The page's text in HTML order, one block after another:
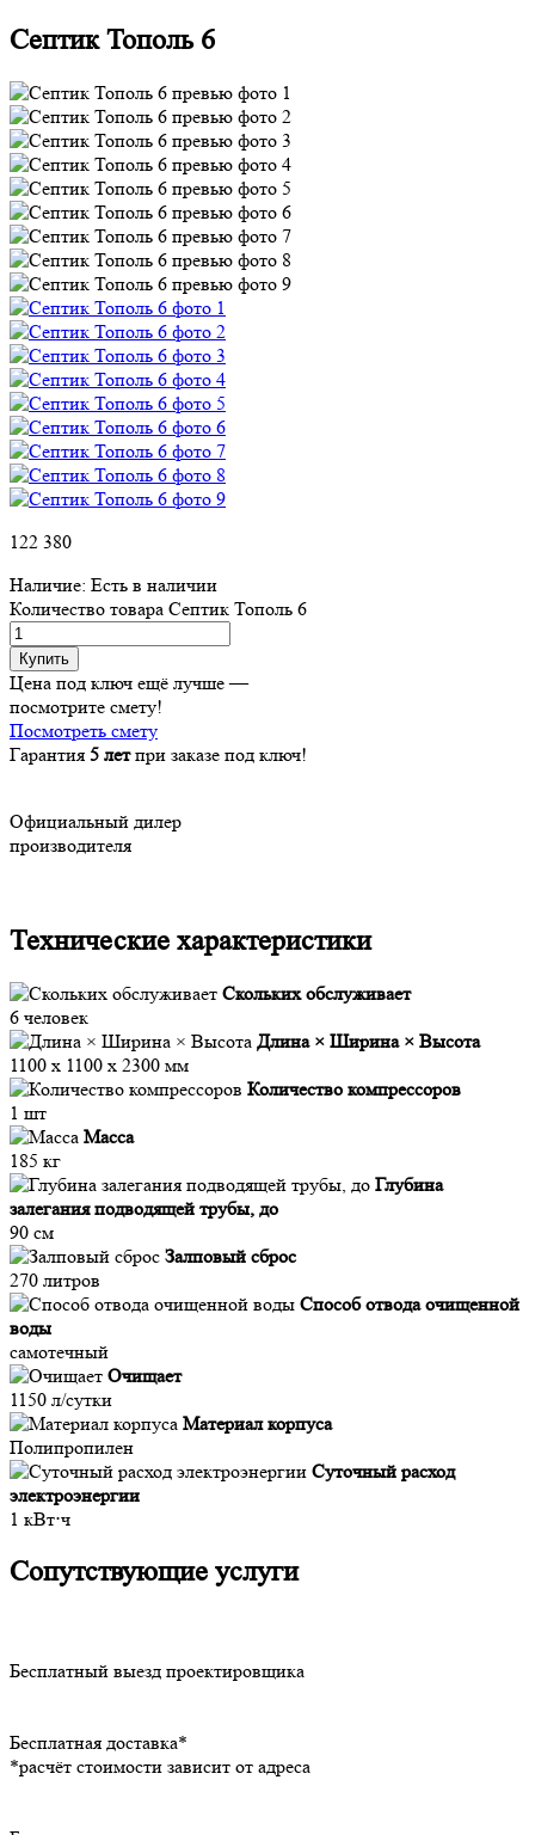
Септик Тополь 6
122 380
Наличие: Есть в наличии
Количество товара Септик Тополь 6
Купить
Цена под ключ ещё лучше —
посмотрите смету!
Посмотреть смету
Гарантия 5 лет при заказе под ключ!
Официальный дилер
производителя
Технические характеристики
Скольких обслуживает
6 человек
Длина × Ширина × Высота
1100 х 1100 х 2300 мм
Количество компрессоров
1 шт
Масса
185 кг
Глубина
залегания подводящей трубы, до
90 см
Залповый сброс
270 литров
Способ отвода очищенной
воды
самотечный
Очищает
1150 л/сутки
Материал корпуса
Полипропилен
Суточный расход
электроэнергии
1 кВт⋅ч
Сопутствующие услуги
Бесплатный выезд проектировщика
Бесплатная доставка*
*расчёт стоимости зависит от адреса